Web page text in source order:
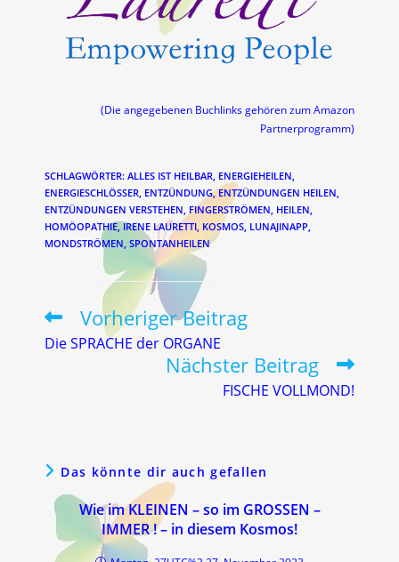
(Die angegebenen Buchlinks gehören zum Amazon
Partnerprogramm)
SCHLAGWÖRTER: ALLES IST HEILBAR, ENERGIEHEILEN,
ENERGIESCHLÖSSER, ENTZÜNDUNG, ENTZÜNDUNGEN HEILEN,
ENTZÜNDUNGEN VERSTEHEN, FINGERSTRÖMEN, HEILEN,
HOMÖOPATHIE, IRENE LAURETTI, KOSMOS, LUNAJINAPP,
MONDSTRÖMEN, SPONTANHEILEN
Weitere
ansehen
Vorheriger Beitrag
Die SPRACHE der ORGANE
Nächster Beitrag
FISCHE VOLLMOND!
Das könnte dir auch gefallen
Wie im KLEINEN – so im GROSSEN –
IMMER ! – in diesem Kosmos!